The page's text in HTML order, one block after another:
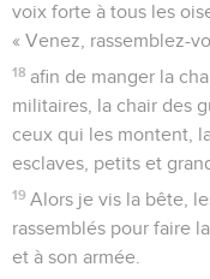
voix forte à tous les
« Venez, rassemblez-
18 afin de manger la
militaires, la chair des
ceux qui les montent,
esclaves, petits et
19 Alors je vis la bête,
rassemblés pour faire
et à son armée.